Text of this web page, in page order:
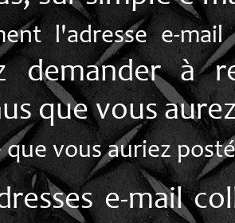
l'adresse e-
demander à
que vous
que vous auriez
e-mail